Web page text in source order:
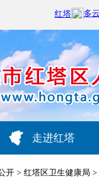
走进红塔
开 > 红塔区卫生健康局 >